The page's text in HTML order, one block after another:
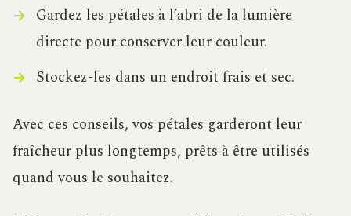
Gardez les pétales à l’abri de la lumière
directe pour conserver leur couleur.
Stockez-les dans un endroit frais et sec.
Avec ces conseils, vos pétales garderont leur
fraîcheur plus longtemps, prêts à être utilisés
quand vous le souhaitez.